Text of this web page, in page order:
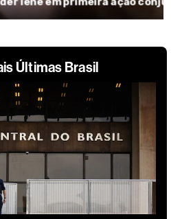
Últimas Brasil